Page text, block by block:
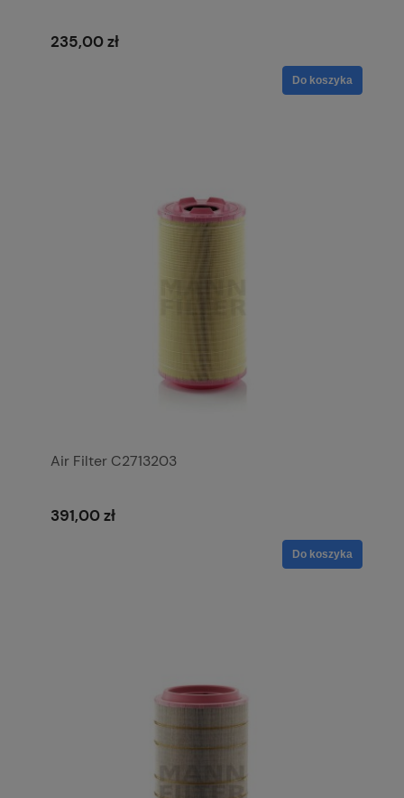
235,00 zł
Do koszyka
Air Filter C2713203
391,00 zł
Do koszyka